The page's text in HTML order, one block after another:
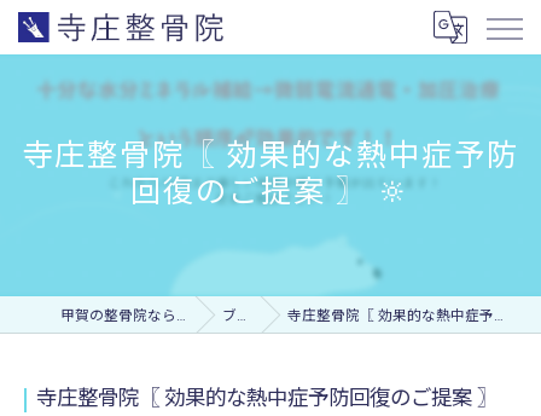
寺庄整骨院〖 効果的な熱中症予防
回復のご提案 〗 🔆
甲賀の整骨院なら寺庄整骨院 ブログ 寺庄整骨院〖 効果的な熱中症予防回復のご提案 〗 🔆
寺庄整骨院〖 効果的な熱中症予防回復のご提案 〗